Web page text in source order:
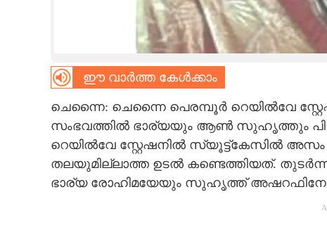
CARTOONS
LITERATURE
ഈ വാർത്ത കേൾക്കാം
ചെന്നൈ: ചെന്നൈ പെരമ്പൂർ റെയിൽവേ
സംഭവത്തിൽ ഭാര്യയും ആൺ സുഹൃത്തും
റെയിൽവേ സ്റ്റേഷനിൽ സ്യൂട്ട്കേസിൽ
തലയുമില്ലാത്ത ഉടൽ കണ്ടെത്തിയത്.
ഭാര്യ രോഹിമയേയും സുഹൃത്ത്